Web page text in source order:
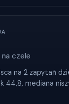
na czele
na 2 zapytań
44,8, mediana